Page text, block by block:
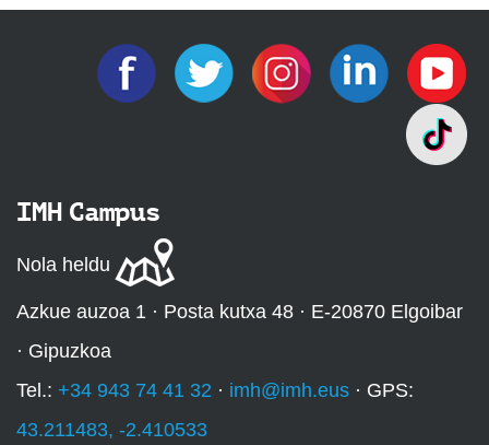
IMH Campus
Nola heldu
Azkue auzoa 1 · Posta kutxa 48 · E-20870 Elgoibar
· Gipuzkoa
Tel.: +34 943 74 41 32 · imh@imh.eus · GPS:
43.211483, -2.410533